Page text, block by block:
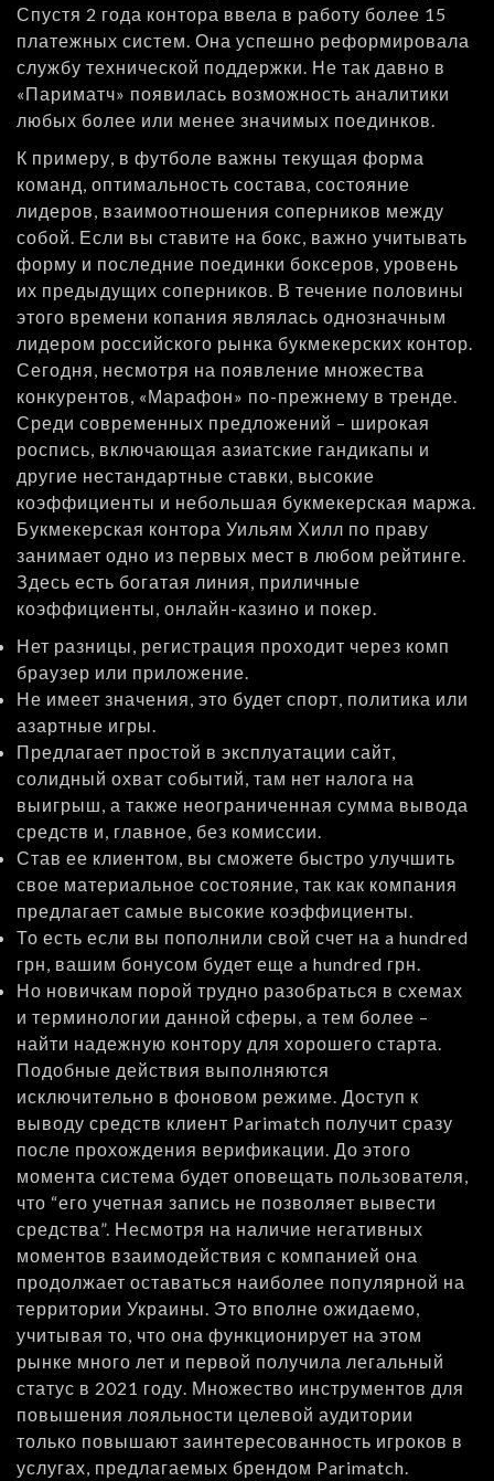
Спустя 2 года контора ввела в работу более 15
платежных систем. Она успешно реформировала
службу технической поддержки. Не так давно в
«Париматч» появилась возможность аналитики
любых более или менее значимых поединков.
К примеру, в футболе важны текущая форма
команд, оптимальность состава, состояние
лидеров, взаимоотношения соперников между
собой. Если вы ставите на бокс, важно учитывать
форму и последние поединки боксеров, уровень
их предыдущих соперников. В течение половины
этого времени копания являлась однозначным
лидером российского рынка букмекерских контор.
Сегодня, несмотря на появление множества
конкурентов, «Марафон» по-прежнему в тренде.
Среди современных предложений – широкая
роспись, включающая азиатские гандикапы и
другие нестандартные ставки, высокие
коэффициенты и небольшая букмекерская маржа.
Букмекерская контора Уильям Хилл по праву
занимает одно из первых мест в любом рейтинге.
Здесь есть богатая линия, приличные
коэффициенты, онлайн-казино и покер.
Нет разницы, регистрация проходит через комп
браузер или приложение.
Не имеет значения, это будет спорт, политика или
азартные игры.
Предлагает простой в эксплуатации сайт,
солидный охват событий, там нет налога на
выигрыш, а также неограниченная сумма вывода
средств и, главное, без комиссии.
Став ее клиентом, вы сможете быстро улучшить
свое материальное состояние, так как компания
предлагает самые высокие коэффициенты.
То есть если вы пополнили свой счет на a hundred
грн, вашим бонусом будет еще a hundred грн.
Но новичкам порой трудно разобраться в схемах
и терминологии данной сферы, а тем более –
найти надежную контору для хорошего старта.
Подобные действия выполняются
исключительно в фоновом режиме. Доступ к
выводу средств клиент Parimatch получит сразу
после прохождения верификации. До этого
момента система будет оповещать пользователя,
что “его учетная запись не позволяет вывести
средства”. Несмотря на наличие негативных
моментов взаимодействия с компанией она
продолжает оставаться наиболее популярной на
территории Украины. Это вполне ожидаемо,
учитывая то, что она функционирует на этом
рынке много лет и первой получила легальный
статус в 2021 году. Множество инструментов для
повышения лояльности целевой аудитории
только повышают заинтересованность игроков в
услугах, предлагаемых брендом Parimatch.